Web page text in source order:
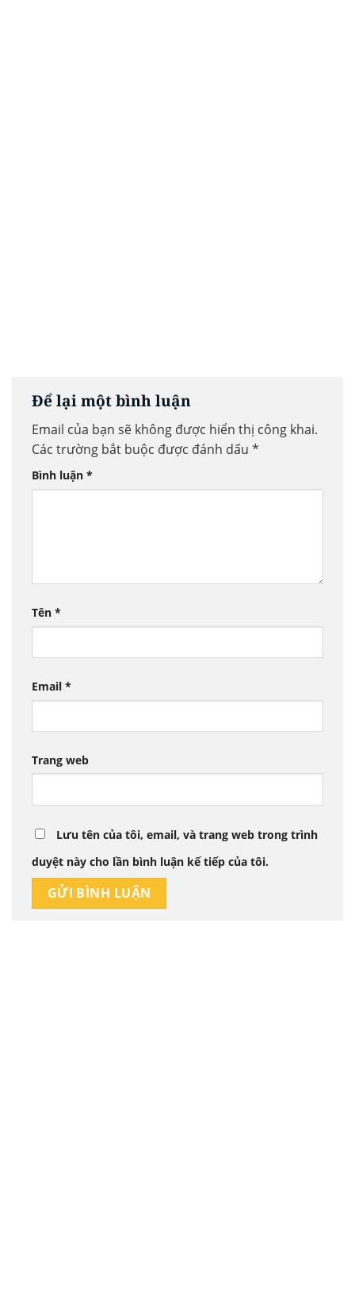
Để lại một bình luận
Email của bạn sẽ không được hiển thị công khai.
Các trường bắt buộc được đánh dấu *
Bình luận *
Tên *
Email *
Trang web
Lưu tên của tôi, email, và trang web trong trình
duyệt này cho lần bình luận kế tiếp của tôi.